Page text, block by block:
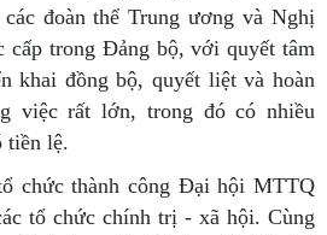
đoàn thể Trung ương và Nghị
cấp trong Đảng bộ, với quyết tâm
khai đồng bộ, quyết liệt và hoàn
việc rất lớn, trong đó có nhiều
tiền lệ.
chức thành công Đại hội MTTQ
tổ chức chính trị - xã hội. Cùng